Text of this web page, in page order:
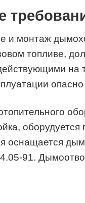
и монтаж
топливе,
на
оснащается
91.